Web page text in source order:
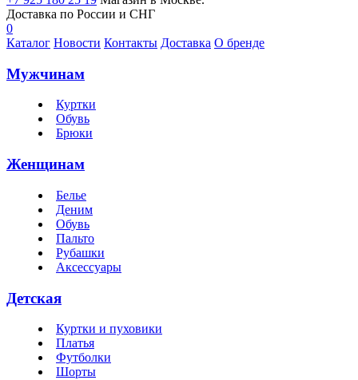
Доставка по России и СНГ
0
Каталог Новости Контакты Доставка О бренде
Мужчинам
Куртки
Обувь
Брюки
Женщинам
Белье
Деним
Обувь
Пальто
Рубашки
Аксессуары
Детская
Куртки и пуховики
Платья
Футболки
Шорты